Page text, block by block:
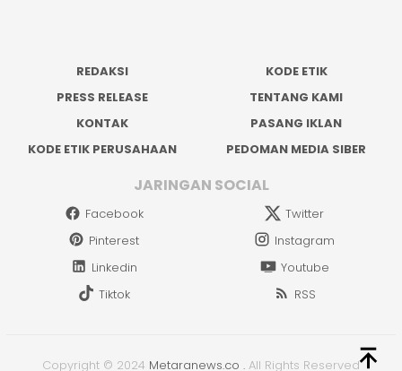
REDAKSI
KODE ETIK
PRESS RELEASE
TENTANG KAMI
KONTAK
PASANG IKLAN
KODE ETIK PERUSAHAAN
PEDOMAN MEDIA SIBER
JARINGAN SOCIAL
Facebook
Twitter
Pinterest
Instagram
Linkedin
Youtube
Tiktok
RSS
Copyright © 2024 Metaranews.co . All Rights Reserved